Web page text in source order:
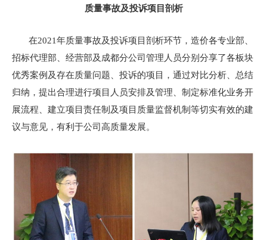
质量事故及投诉项目剖析
在2021年质量事故及投诉项目剖析环节，造价各专业部、
招标代理部、经营部及成都分公司管理人员分别分享了各板块
优秀案例及存在质量问题、投诉的项目，通过对比分析、总结
归纳，提出合理进行项目人员安排及管理、制定标准化业务开
展流程、建立项目责任制及项目质量监督机制等切实有效的建
议与意见，有利于公司高质量发展。